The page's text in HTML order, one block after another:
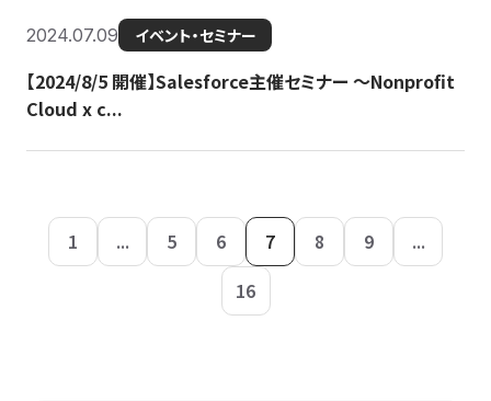
2024.07.09 イベント・セミナー
【2024/8/5 開催】Salesforce主催セミナー 〜Nonprofit
Cloud x c...
1 ... 5 6 7 8 9
...
16